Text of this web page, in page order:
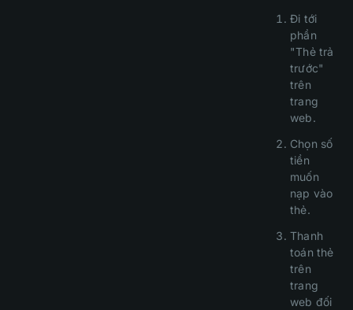
Đi tới
phần
"Thẻ trả
trước"
trên
trang
web.
Chọn số
tiền
muốn
nạp vào
thẻ.
Thanh
toán thẻ
trên
trang
web đối